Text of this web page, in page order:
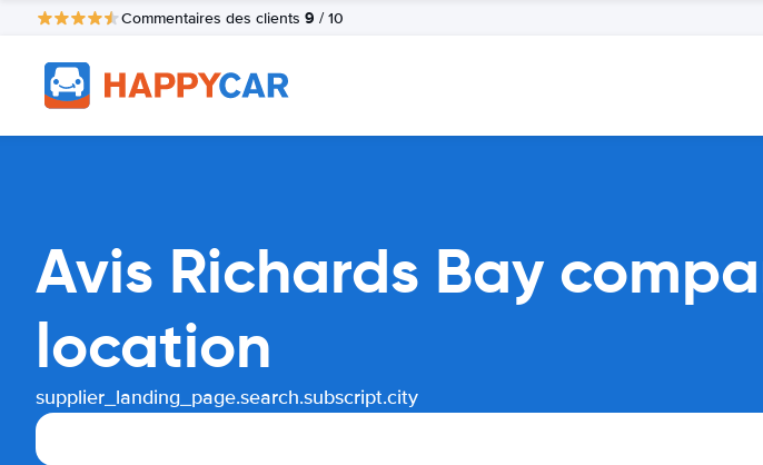
Commentaires des clients 9 / 10
Avis Richards Bay
location
supplier_landing_page.search.subscript.city